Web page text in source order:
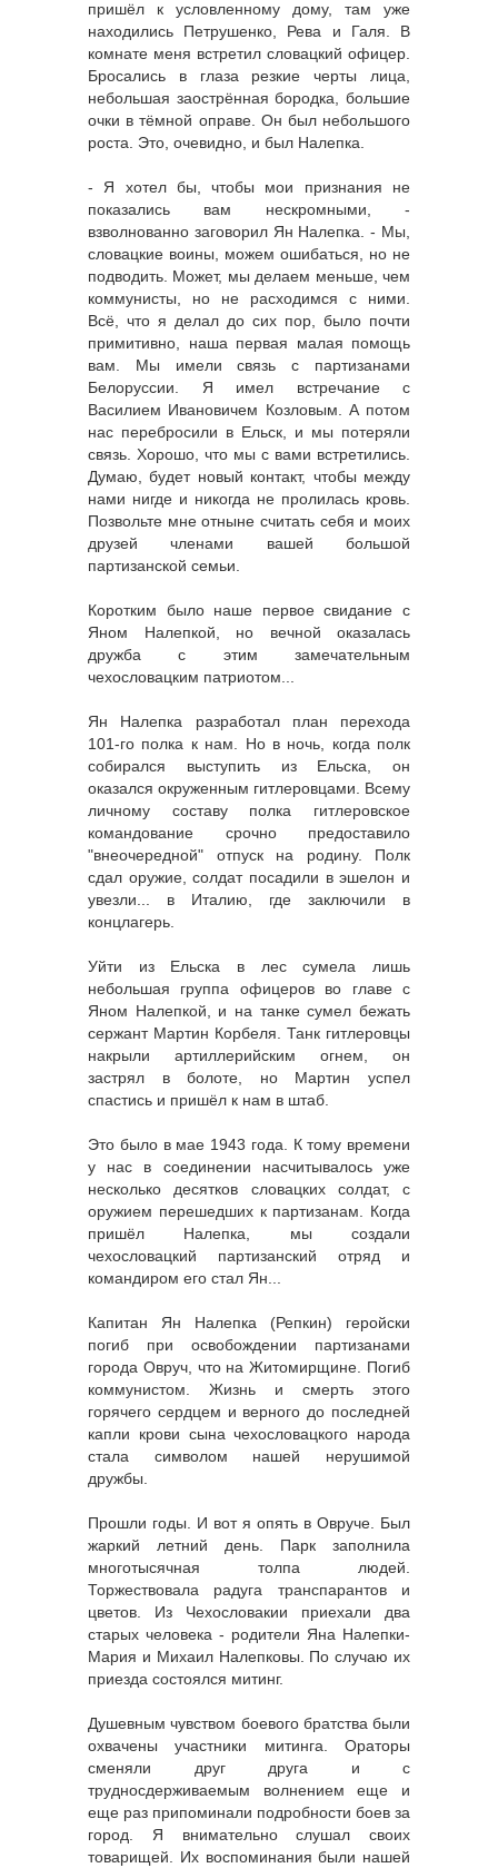
пришёл к условленному дому, там уже
находились Петрушенко, Рева и Галя. В
комнате меня встретил словацкий офицер.
Бросались в глаза резкие черты лица,
небольшая заострённая бородка, большие
очки в тёмной оправе. Он был небольшого
роста. Это, очевидно, и был Налепка.
- Я хотел бы, чтобы мои признания не
показались вам нескромными, -
взволнованно заговорил Ян Налепка. - Мы,
словацкие воины, можем ошибаться, но не
подводить. Может, мы делаем меньше, чем
коммунисты, но не расходимся с ними.
Всё, что я делал до сих пор, было почти
примитивно, наша первая малая помощь
вам. Мы имели связь с партизанами
Белоруссии. Я имел встречание с
Василием Ивановичем Козловым. А потом
нас перебросили в Ельск, и мы потеряли
связь. Хорошо, что мы с вами встретились.
Думаю, будет новый контакт, чтобы между
нами нигде и никогда не пролилась кровь.
Позвольте мне отныне считать себя и моих
друзей членами вашей большой
партизанской семьи.
Коротким было наше первое свидание с
Яном Налепкой, но вечной оказалась
дружба с этим замечательным
чехословацким патриотом...
Ян Налепка разработал план перехода
101-го полка к нам. Но в ночь, когда полк
собирался выступить из Ельска, он
оказался окруженным гитлеровцами. Всему
личному составу полка гитлеровское
командование срочно предоставило
"внеочередной" отпуск на родину. Полк
сдал оружие, солдат посадили в эшелон и
увезли... в Италию, где заключили в
концлагерь.
Уйти из Ельска в лес сумела лишь
небольшая группа офицеров во главе с
Яном Налепкой, и на танке сумел бежать
сержант Мартин Корбеля. Танк гитлеровцы
накрыли артиллерийским огнем, он
застрял в болоте, но Мартин успел
спастись и пришёл к нам в штаб.
Это было в мае 1943 года. К тому времени
у нас в соединении насчитывалось уже
несколько десятков словацких солдат, с
оружием перешедших к партизанам. Когда
пришёл Налепка, мы создали
чехословацкий партизанский отряд и
командиром его стал Ян...
Капитан Ян Налепка (Репкин) геройски
погиб при освобождении партизанами
города Овруч, что на Житомирщине. Погиб
коммунистом. Жизнь и смерть этого
горячего сердцем и верного до последней
капли крови сына чехословацкого народа
стала символом нашей нерушимой
дружбы.
Прошли годы. И вот я опять в Овруче. Был
жаркий летний день. Парк заполнила
многотысячная толпа людей.
Торжествовала радуга транспарантов и
цветов. Из Чехословакии приехали два
старых человека - родители Яна Налепки-
Мария и Михаил Налепковы. По случаю их
приезда состоялся митинг.
Душевным чувством боевого братства были
охвачены участники митинга. Ораторы
сменяли друг друга и с
трудносдерживаемым волнением еще и
еще раз припоминали подробности боев за
город. Я внимательно слушал своих
товарищей. Их воспоминания были нашей